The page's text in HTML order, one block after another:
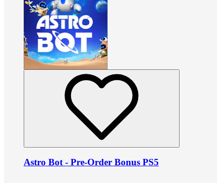
Astro Bot - Pre-Order Bonus PS5